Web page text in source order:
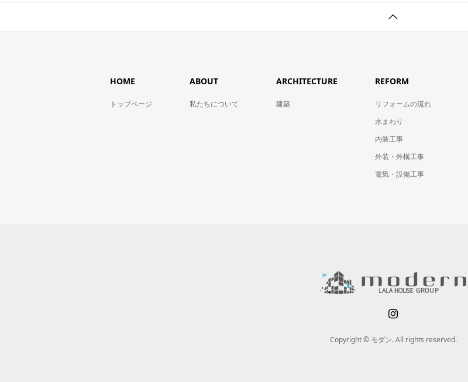
HOME
トップページ
ABOUT
私たちについて
ARCHITECTURE
建築
REFORM
リフォームの流れ
水まわり
内装工事
外装・外構工事
電気・設備工事
Copyright © モダン. All rights reserved.